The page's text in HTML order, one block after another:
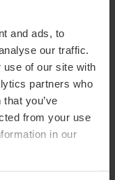
and ads, to
our traffic.
use of our site with
partners who
you’ve
from your use
in our
Marítims,